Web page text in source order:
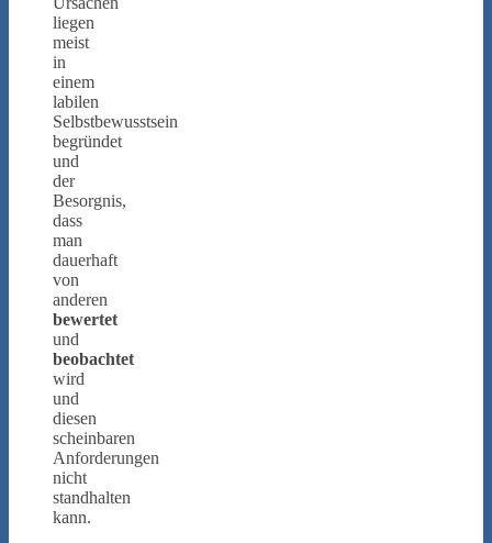
liegen
meist
in
einem
labilen
Selbstbewusstsein
begründet
und
der
Besorgnis,
dass
man
dauerhaft
von
anderen
bewertet
und
beobachtet
wird
und
diesen
scheinbaren
Anforderungen
nicht
standhalten
kann.